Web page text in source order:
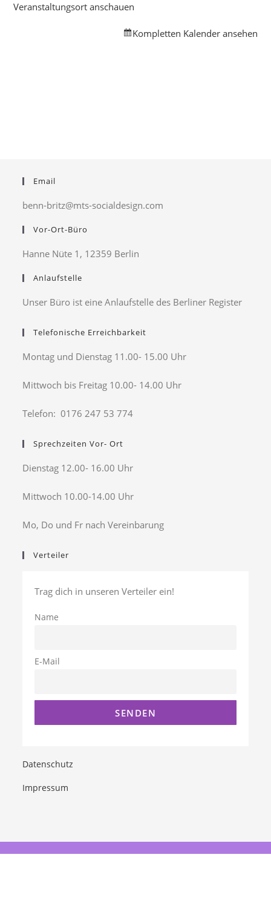
Veranstaltungsort anschauen
Kompletten Kalender ansehen
Email
benn-britz@mts-socialdesign.com
Vor-Ort-Büro
Hanne Nüte 1, 12359 Berlin
Anlaufstelle
Unser Büro ist eine Anlaufstelle des Berliner Register
Telefonische Erreichbarkeit
Montag und Dienstag 11.00- 15.00 Uhr
Mittwoch bis Freitag 10.00- 14.00 Uhr
Telefon: 0176 247 53 774
Sprechzeiten Vor- Ort
Dienstag 12.00- 16.00 Uhr
Mittwoch 10.00-14.00 Uhr
Mo, Do und Fr nach Vereinbarung
Verteiler
Trag dich in unseren Verteiler ein!
Name
E-Mail
Datenschutz
Impressum